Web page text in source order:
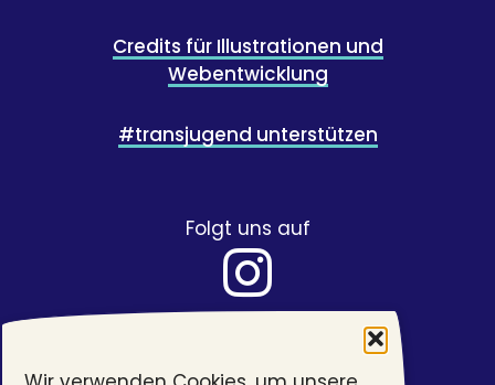
Credits für Illustrationen und
Webentwicklung
#transjugend unterstützen
Folgt uns auf